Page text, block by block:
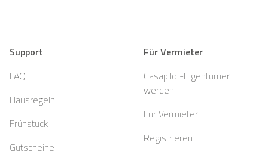
Support
FAQ
Hausregeln
Frühstück
Gutscheine
Für Vermieter
Casapilot-Eigentümer
werden
Für Vermieter
Registrieren